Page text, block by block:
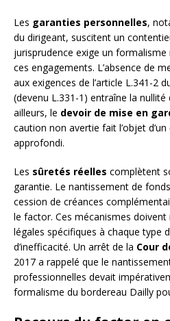
Les garanties personnelles,
du dirigeant, suscitent un
jurisprudence exige un
ces engagements. L’absence de
aux exigences de l’article L.341-2
(devenu L.331-1) entraîne la
ailleurs, le devoir de mise en
caution non avertie fait l’objet
approfondi.
Les sûretés réelles complètent
garantie. Le nantissement de
cession de créances
le factor. Ces mécanismes
légales spécifiques à chaque type
d’inefficacité. Un arrêt de la Cour
2017 a rappelé que le
professionnelles devait
formalisme du bordereau Dailly